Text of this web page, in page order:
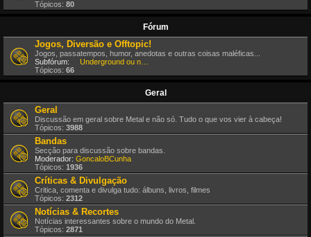
Tópicos: 80
Fórum
Jogos, Diversão e Offtopic!
Jogos, passatempos, humor, anedotas e outras coisas maléficas...
Subfórum:
Tópicos: 66
Geral
Geral
Discussão em geral sobre Metal e não só. Tudo o que vos vier à cabeça!
Tópicos: 3988
Bandas
Secção para discussão sobre bandas.
Moderador: GoncaloBCunha
Tópicos: 1936
Críticas & Divulgação
Critica, comenta e divulga tudo: álbuns, livros, filmes
Tópicos: 2312
Notícias & Recortes
Notícias interessantes sobre o mundo do Metal.
Tópicos: 2871